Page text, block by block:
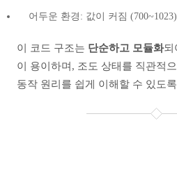
어두운 환경: 값이 커짐 (700~1023).
이 코드 구조는 단순하고 모듈화되
이 용이하며, 조도 상태를 직관적
동작 원리를 쉽게 이해할 수 있도